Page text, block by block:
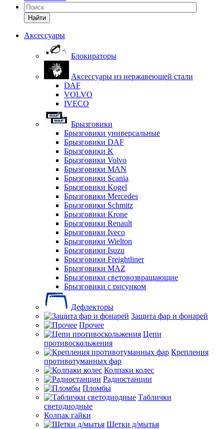
Найти
Аксессуары
Блокираторы
Аксессуары из нержавеющей стали
DAF
VOLVO
IVECO
Брызговики
Брызговики универсальные
Брызговики DAF
Брызговики K
Брызговики Volvo
Брызговики MAN
Брызговики Scania
Брызговики Kogel
Брызговики Mercedes
Брызговики Schmitz
Брызговики Krone
Брызговики Renault
Брызговики Iveco
Брызговики Wielton
Брызговики Isuzu
Брызговики Freightliner
Брызговики MAZ
Брызговики световозвращающие
Брызговики с рисунком
Дефлекторы
Защита фар и фонарей
Прочее
Цепи
противоскольжения
Крепления
противотуманных фар
Колпаки колес
Радиостанции
Пломбы
Таблички
светодиодные
Колпак гайки
Щетки д/мытья